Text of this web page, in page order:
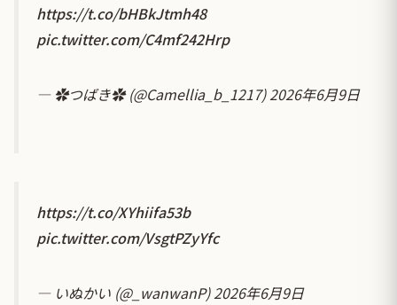
https://t.co/bHBkJtmh48
pic.twitter.com/C4mf242Hrp
— ︎✿つばき︎✿ (@Camellia_b_1217)2026年6月9日
https://t.co/XYhiifa53b
pic.twitter.com/VsgtPZyYfc
— いぬかい (@_wanwanP)2026年6月9日